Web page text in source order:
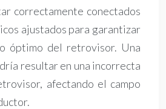
correctamente conectados
ajustados para garantizar
óptimo del retrovisor. Una
resultar en una incorrecta
afectando el campo